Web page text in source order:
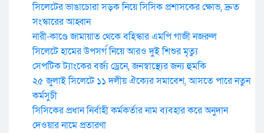
সিলেটের ভাঙাচোরা সড়ক নিয়ে সিসিক প্রশাসকের ক্ষোভ, দ্রুত
সংস্কারের আহ্বান
নারী-কাণ্ডে জামায়াত থেকে বহিস্কার এমপি গাজী নজরুল
সিলেটে হামের উপসর্গ নিয়ে আরও দুই শিশুর মৃত্যু
সেপটিক ট্যাংকের বর্জ্য ড্রেনে, জনস্বাস্থ্যের জন্য হুমকি
২৫ জুলাই সিলেটে ১১ দলীয় ঐক্যের সমাবেশ, আসতে পারে নতুন
কর্মসুচী
সিসিকের প্রধান নির্বাহী কর্মকর্তার নাম ব্যবহার করে অনুদান
দেওয়ার নামে প্রতারণা